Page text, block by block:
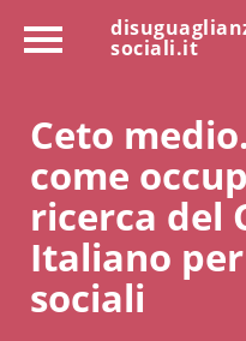
sociali.it
Ceto
come
ricerca del
Italiano
sociali